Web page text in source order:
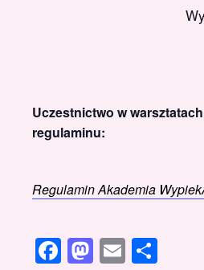
Uczestnictwo w
regulaminu:
Regulamin Akademia
Facebook
Mastodon
Email